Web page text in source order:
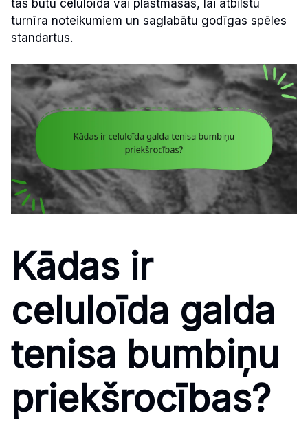
tās būtu celuloīda vai plastmasas, lai atbilstu
turnīra noteikumiem un saglabātu godīgas spēles
standartus.
Kādas ir
celuloīda galda
tenisa bumbiņu
priekšrocības?